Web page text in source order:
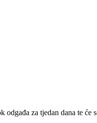
za tjedan dana te će